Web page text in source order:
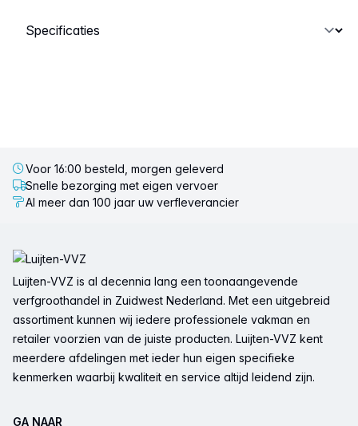
Selecteer een tabblad
Voor 16:00 besteld, morgen geleverd
Snelle bezorging met eigen vervoer
Al meer dan 100 jaar uw verfleverancier
Luijten-VVZ is al decennia lang een toonaangevende
verfgroothandel in Zuidwest Nederland. Met een uitgebreid
assortiment kunnen wij iedere professionele vakman en
retailer voorzien van de juiste producten. Luijten-VVZ kent
meerdere afdelingen met ieder hun eigen specifieke
kenmerken waarbij kwaliteit en service altijd leidend zijn.
GA NAAR